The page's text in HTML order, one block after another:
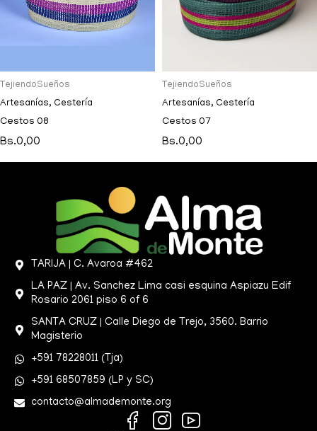
TejiendoSueños
Artesanías, Cestería
Cestos 08
Bs.0,00
TejiendoSueños
Artesanías, Cestería
Cestos 07
Bs.0,00
TARIJA | C. Avaroa #462
LA PAZ | Av. Sanchez Lima casi esquina Aspiazu Edif
Rosario 2061 piso 6 of 6
SANTA CRUZ | Calle Diego de Trejo, 3560. Barrio
Magisterio
+591 78228011 (Tja)
+591 68507859 (LP y SC)
contacto@almademonte.org